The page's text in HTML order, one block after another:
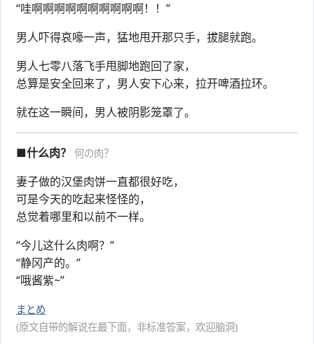
“哇啊啊啊啊啊啊啊啊啊啊！！”
男人吓得哀嚎一声，猛地甩开那只手，拔腿就跑。
男人七零八落飞手甩脚地跑回了家，
总算是安全回来了，男人安下心来，拉开啤酒拉环。
就在这一瞬间，男人被阴影笼罩了。
■什么肉？ 何の肉？
妻子做的汉堡肉饼一直都很好吃，
可是今天的吃起来怪怪的，
总觉着哪里和以前不一样。
“今儿这什么肉啊？”
“静冈产的。”
“哦酱紫~”
まとめ
(原文自带的解说在最下面，非标准答案，欢迎脑洞)